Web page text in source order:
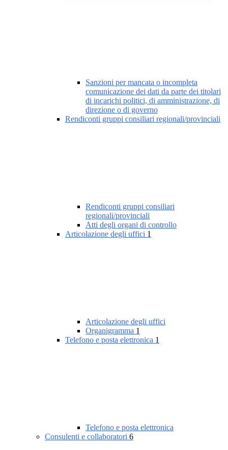
Sanzioni per mancata o incompleta
comunicazione dei dati da parte dei titolari
di incarichi politici, di amministrazione, di
direzione o di governo
Rendiconti gruppi consiliari regionali/provinciali
Rendiconti gruppi consiliari
regionali/provinciali
Atti degli organi di controllo
Articolazione degli uffici 1
Articolazione degli uffici
Organigramma 1
Telefono e posta elettronica 1
Telefono e posta elettronica
Consulenti e collaboratori 6